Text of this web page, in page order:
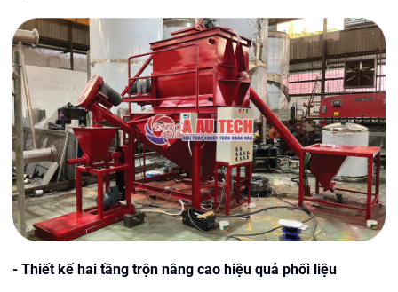
- Thiết kế hai tầng trộn nâng cao hiệu quả phối liệu